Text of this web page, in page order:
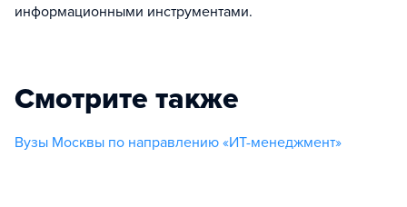
информационными инструментами.
Смотрите также
Вузы Москвы по направлению «ИТ-менеджмент»